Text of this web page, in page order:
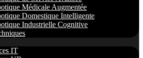
Médicale Augmentée
Domestique Intelligente
Industrielle Cognitive
IT